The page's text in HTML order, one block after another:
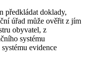
předkládat doklady,
úřad může ověřit z jím
obyvatel, z
systému
evidence